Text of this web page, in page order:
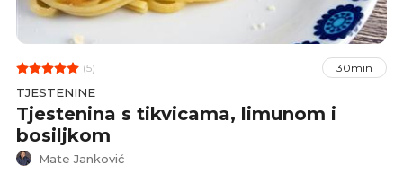
(5) 30min
TJESTENINE
Tjestenina s tikvicama, limunom i
bosiljkom
Mate Janković